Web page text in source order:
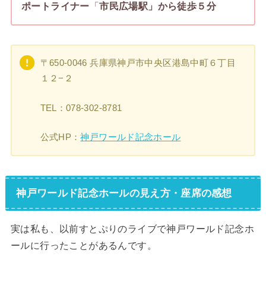
ポートライナー 「市民広場駅」から徒歩５分
〒650-0046 兵庫県神戸市中央区港島中町６丁目
１２−２
TEL：078-302-8781
公式HP：神戸ワールド記念ホール
神戸ワールド記念ホールの見え方・座席の感想
実は私も、以前すとぷりのライブで神戸ワールド記念ホ
ールに行ったことがあるんです。